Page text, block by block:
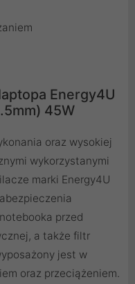
Energy4U
45W
oraz wysokiej
wykorzystanymi
marki Energy4U
przed
a także filtr
jest w
oraz przeciążeniem.